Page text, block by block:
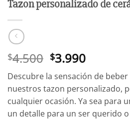
Tazon personalizado de
$4.500 El
precio
original
era:
$4.500.
$3.990El
precio
actual
es:
$3.990.
Descubre la sensación de
nuestros tazon personalizado,
cualquier ocasión. Ya sea para
un detalle para un ser querido